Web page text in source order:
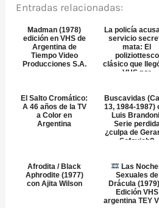
Entradas relacionadas:
Madman (1978)
edición en VHS de
Argentina de
Tiempo Video
Producciones S.A.
La policía
servicio
mata: El
poliziottesco
clásico que
VHS por
El Salto Cromático:
A 46 años de la TV
a Color en
Argentina
Buscavidas
13, 1984-1987)
Luis
Serie perdida
¿culpa de
Sofovich?
Afrodita / Black
Aphrodite (1977)
con Ajita Wilson
Las
Sexuales de
Drácula
Edición VHS
argentina TEY